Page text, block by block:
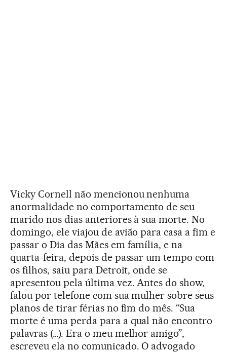
Vicky Cornell não mencionou nenhuma
anormalidade no comportamento de seu
marido nos dias anteriores à sua morte. No
domingo, ele viajou de avião para casa a fim e
passar o Dia das Mães em família, e na
quarta-feira, depois de passar um tempo com
os filhos, saiu para Detroit, onde se
apresentou pela última vez. Antes do show,
falou por telefone com sua mulher sobre seus
planos de tirar férias no fim do mês. “Sua
morte é uma perda para a qual não encontro
palavras (…). Era o meu melhor amigo”,
escreveu ela no comunicado. O advogado